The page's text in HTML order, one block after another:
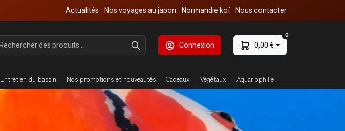
Actualités Nos voyages au japon Normandie koï Nous contacter
Connexion 0,00 €
0
Entretien du bassin Nos promotions et nouveautés Cadeaux Végétaux Aquariophilie